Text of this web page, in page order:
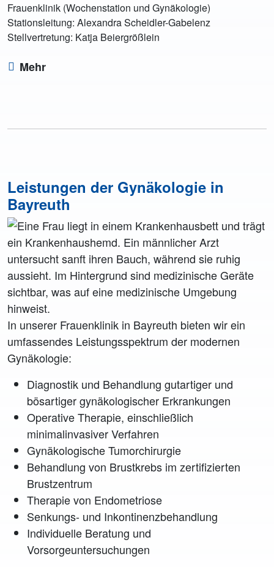
Frauenklinik (Wochenstation und Gynäkologie)
Stationsleitung: Alexandra Scheidler-Gabelenz
Stellvertretung: Katja Beiergrößlein
Mehr
Leistungen der Gynäkologie in
Bayreuth
In unserer Frauenklinik in Bayreuth bieten wir ein
umfassendes Leistungsspektrum der modernen
Gynäkologie:
Diagnostik und Behandlung gutartiger und
bösartiger gynäkologischer Erkrankungen
Operative Therapie, einschließlich
minimalinvasiver Verfahren
Gynäkologische Tumorchirurgie
Behandlung von Brustkrebs im zertifizierten
Brustzentrum
Therapie von Endometriose
Senkungs- und Inkontinenzbehandlung
Individuelle Beratung und
Vorsorgeuntersuchungen